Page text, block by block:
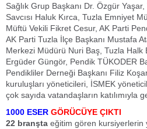
Sağlık Grup Başkanı Dr. Özgür
Savcısı Haluk Kırca, Tuzla Emniyet
Müftü Vekili Fikret Cesur, AK Parti
AK Parti Tuzla İlçe Başkanı Mustafa
Merkezi Müdürü Nuri Baş, Tuzla Halk
Ergüder Güngör, Pendik TÜKODER
Pendikliler Derneği Başkanı Filiz
kuruluşları yöneticileri, İSMEK
çok sayıda vatandaşların katılımıyla
1000 ESER GÖRÜCÜYE ÇIKTI
22 branşta eğitim gören kursiyerlerin